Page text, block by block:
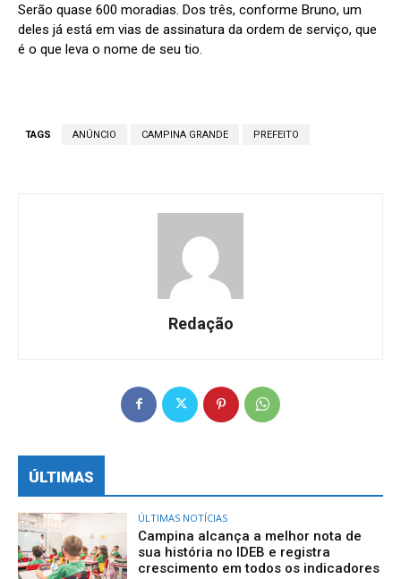
Serão quase 600 moradias. Dos três, conforme Bruno, um
deles já está em vias de assinatura da ordem de serviço, que
é o que leva o nome de seu tio.
TAGS ANÚNCIO CAMPINA GRANDE PREFEITO
Redação
ÚLTIMAS
ÚLTIMAS NOTÍCIAS
Campina alcança a melhor nota de
sua história no IDEB e registra
crescimento em todos os indicadores